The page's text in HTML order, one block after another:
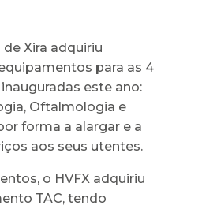
Xira adquiriu
para as 4
este ano:
Oftalmologia e
forma a alargar e a
aos seus utentes.
o HVFX adquiriu
TAC, tendo